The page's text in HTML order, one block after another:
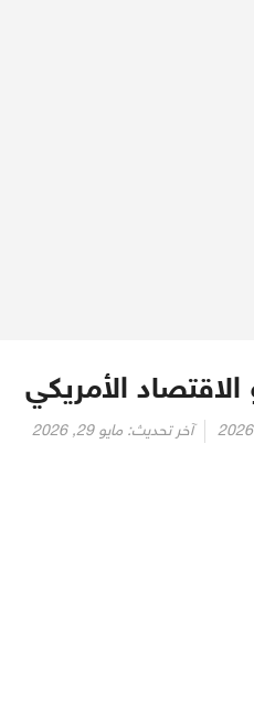
الأمريكي
آخر تحديث: مايو 29, 2026